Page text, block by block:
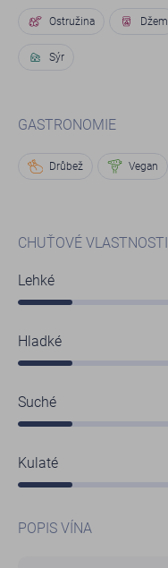
Ostružina Džem
Sýr
GASTRONOMIE
Drůbež Vegan
CHUŤOVÉ VLASTNOSTI
Lehké
Hladké
Suché
Kulaté
POPIS VÍNA